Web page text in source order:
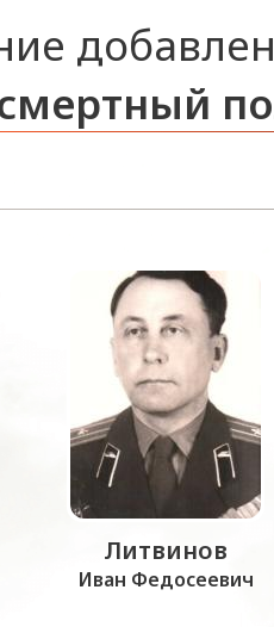
Литвинов
Иван Федосеевич